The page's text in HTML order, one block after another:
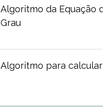
Algoritmo da Equação
Grau
Algoritmo para